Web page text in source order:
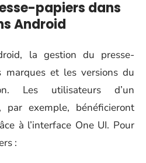
papiers dans
Android
la gestion du presse-
marques et les versions du
Les utilisateurs d’un
, par exemple, bénéficieront
à l’interface One UI. Pour
: